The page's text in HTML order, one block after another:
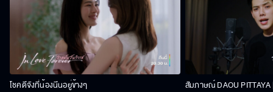
โชคดีจังที่น้องนีนอยู่ข้างๆ สัมภาษณ์ DAOU PITTAYA